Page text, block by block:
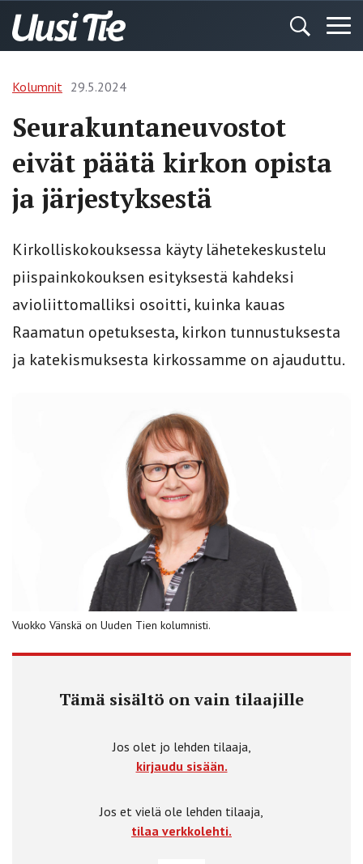
Kolumnit 29.5.2024
Seurakuntaneuvostot
eivät päätä kirkon opista
ja järjestyksestä
Kirkolliskokouksessa käyty lähetekeskustelu
piispainkokouksen esityksestä kahdeksi
avioliittomalliksi osoitti, kuinka kauas
Raamatun opetuksesta, kirkon tunnustuksesta
ja katekismuksesta kirkossamme on ajauduttu.
Vuokko Vänskä on Uuden Tien kolumnisti.
Tämä sisältö on vain tilaajille
Jos olet jo lehden tilaaja,
kirjaudu sisään.
Jos et vielä ole lehden tilaaja,
tilaa verkkolehti.